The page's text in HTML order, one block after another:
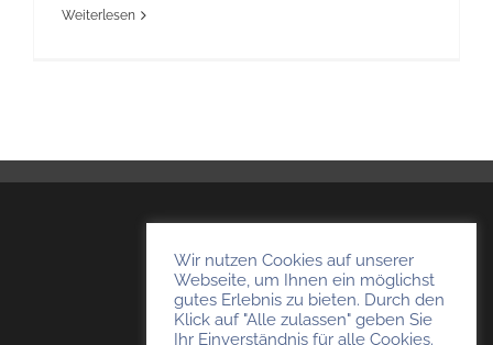
Weiterlesen
Timo Kempendorf
46569 Hünxe
Wir nutzen Cookies auf unserer
Webseite, um Ihnen ein möglichst
gutes Erlebnis zu bieten. Durch den
Klick auf "Alle zulassen" geben Sie
Ihr Einverständnis für alle Cookies.